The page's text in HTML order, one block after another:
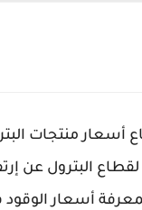
أسعار منتجات
البترول عن
أسعار الوقود